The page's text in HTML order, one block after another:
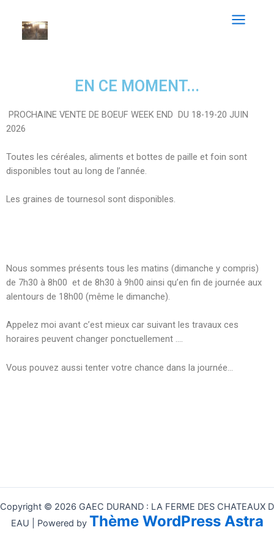
EN CE MOMENT...
PROCHAINE VENTE DE BOEUF WEEK END DU 18-19-20 JUIN
2026
Toutes les céréales, aliments et bottes de paille et foin sont
disponibles tout au long de l’année.
Les graines de tournesol sont disponibles.
Nous sommes présents tous les matins (dimanche y compris)
de 7h30 à 8h00 et de 8h30 à 9h00 ainsi qu’en fin de journée aux
alentours de 18h00 (même le dimanche).
Appelez moi avant c’est mieux car suivant les travaux ces
horaires peuvent changer ponctuellement ….
Vous pouvez aussi tenter votre chance dans la journée…
Copyright © 2026 GAEC DURAND : LA FERME DES CHATEAUX D
EAU | Powered by Thème WordPress Astra